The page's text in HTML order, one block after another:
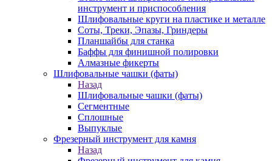
инструмент и приспособления
Шлифовальные круги на пластике и металле
Соты, Треки, Эпазы, Гриндеры
Планшайбы для станка
Баффы для финишной полировки
Алмазные фикерты
Шлифовальные чашки (фаты)
Назад
Шлифовальные чашки (фаты)
Сегментные
Сплошные
Выпуклые
Фрезерный инструмент для камня
Назад